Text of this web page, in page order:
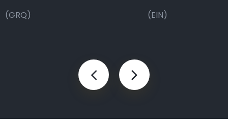
(GRQ) (EIN)